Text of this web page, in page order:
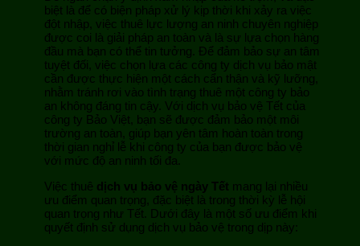
biệt là để có biện pháp xử lý kịp thời khi xảy ra việc
đột nhập, việc thuê lực lượng an ninh chuyên nghiệp
được coi là giải pháp an toàn và là sự lựa chọn hàng
đầu mà bạn có thể tin tưởng. Để đảm bảo sự an tâm
tuyệt đối, việc chọn lựa các công ty dịch vụ bảo mật
cần được thực hiện một cách cẩn thận và kỹ lưỡng,
nhằm tránh rơi vào tình trạng thuê một công ty bảo
an không đáng tin cậy. Với dịch vụ bảo vệ Tết của
công ty Bảo Việt, bạn sẽ được đảm bảo một môi
trường an toàn, giúp bạn yên tâm hoàn toàn trong
thời gian nghỉ lễ khi công ty của bạn được bảo vệ
với mức độ an ninh tối đa.
Việc thuê dịch vụ bảo vệ ngày Tết mang lại nhiều
ưu điểm quan trọng, đặc biệt là trong thời kỳ lễ hội
quan trọng như Tết. Dưới đây là một số ưu điểm khi
quyết định sử dụng dịch vụ bảo vệ trong dịp này: